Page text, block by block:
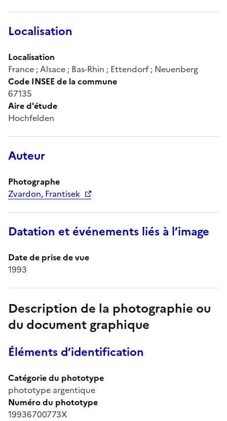
Localisation
Localisation
France ; Alsace ; Bas-Rhin ; Ettendorf ; Neuenberg
Code INSEE de la commune
67135
Aire d'étude
Hochfelden
Auteur
Photographe
Zvardon, Frantisek
Datation et événements liés à l’image
Date de prise de vue
1993
Description de la photographie ou
du document graphique
Éléments d’identification
Catégorie du phototype
phototype argentique
Numéro du phototype
19936700773X